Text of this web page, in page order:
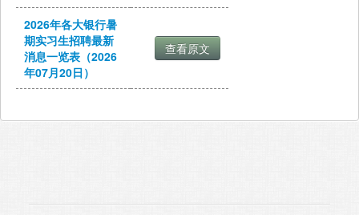
2026年各大银行暑
期实习生招聘最新
消息一览表（2026
年07月20日）